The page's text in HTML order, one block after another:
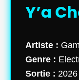
Y’a
Artiste :
Genre :
Sortie : 2026